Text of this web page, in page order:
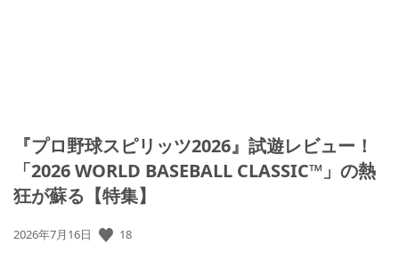
『プロ野球スピリッツ2026』試遊レビュー！
「2026 WORLD BASEBALL CLASSIC™」の熱
狂が蘇る【特集】
公
2026年7月16日 18